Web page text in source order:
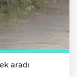
aradı